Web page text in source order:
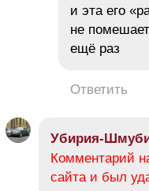
и эта его
не
ещё раз
Ответить
Убирия-
Комментарий
сайта и был